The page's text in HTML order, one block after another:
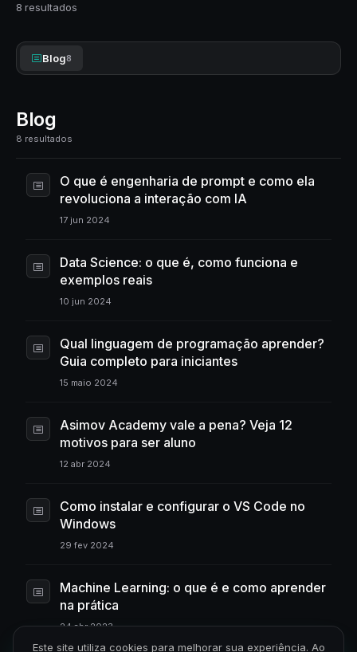
8 resultados
Blog8
Blog
8 resultados
O que é engenharia de prompt e como ela
revoluciona a interação com IA
17 jun 2024
Data Science: o que é, como funciona e
exemplos reais
10 jun 2024
Qual linguagem de programação aprender?
Guia completo para iniciantes
15 maio 2024
Asimov Academy vale a pena? Veja 12
motivos para ser aluno
12 abr 2024
Como instalar e configurar o VS Code no
Windows
29 fev 2024
Machine Learning: o que é e como aprender
na prática
24 abr 2023
Este site utiliza cookies para melhorar sua experiência. Ao